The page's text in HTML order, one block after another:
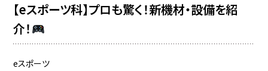
【eスポーツ科】プロも驚く！新機材・設備を紹
介！
eスポーツ